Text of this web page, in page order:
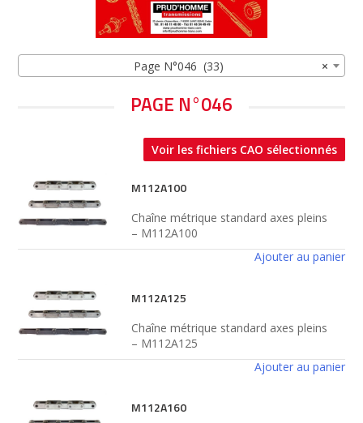
×
Page N°046 (33)
PAGE N°046
Voir les fichiers CAO sélectionnés
M112A100
Chaîne métrique standard axes pleins
– M112A100
Ajouter au panier
M112A125
Chaîne métrique standard axes pleins
– M112A125
Ajouter au panier
M112A160